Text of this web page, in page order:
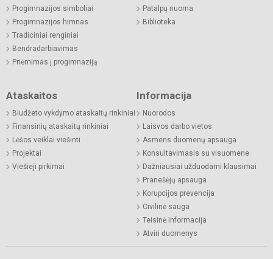
Progimnazijos simboliai
Progimnazijos himnas
Tradiciniai renginiai
Bendradarbiavimas
Priėmimas į progimnaziją
Patalpų nuoma
Biblioteka
Ataskaitos
Biudžeto vykdymo ataskaitų rinkiniai
Finansinių ataskaitų rinkiniai
Lėšos veiklai viešinti
Projektai
Viešieji pirkimai
Informacija
Nuorodos
Laisvos darbo vietos
Asmens duomenų apsauga
Konsultavimasis su visuomene
Dažniausiai užduodami klausimai
Pranešėjų apsauga
Korupcijos prevencija
Civilinė sauga
Teisinė informacija
Atviri duomenys